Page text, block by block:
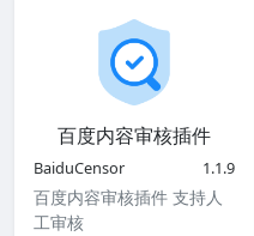
百度内容审核插件
BaiduCensor 1.1.9
百度内容审核插件 支持人
工审核